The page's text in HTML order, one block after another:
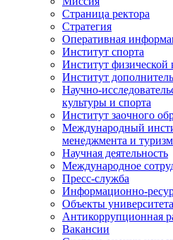
Страница ректора
Стратегия
Оперативная
Институт спорта
Институт физической
Институт
Научно-
культуры и спорта
Институт заочного
Международный
менеджмента и
Научная деятельность
Международное
Пресс-служба
Информационно-
Объекты университета
Антикоррупционная
Вакансии